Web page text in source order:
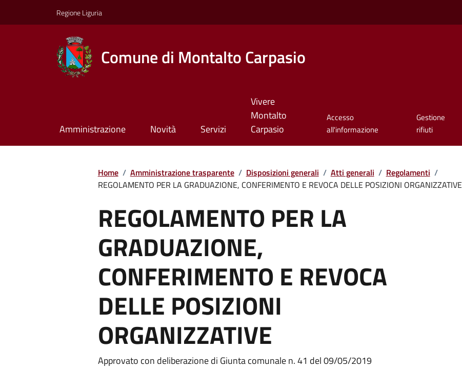
Regione Liguria
Comune di Montalto Carpasio
Amministrazione Novità Servizi
Vivere
Montalto
Carpasio
Accesso
all'informazione
Gestione
rifiuti
Home / Amministrazione trasparente / Disposizioni generali / Atti generali / Regolamenti /
REGOLAMENTO PER LA GRADUAZIONE, CONFERIMENTO E REVOCA DELLE POSIZIONI ORGANIZZATIVE
REGOLAMENTO PER LA
GRADUAZIONE,
CONFERIMENTO E REVOCA
DELLE POSIZIONI
ORGANIZZATIVE
Approvato con deliberazione di Giunta comunale n. 41 del 09/05/2019